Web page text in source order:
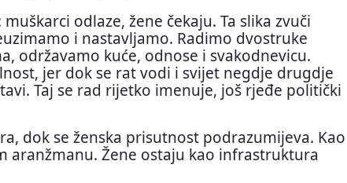
odlaze, žene čekaju. Ta slika zvuči
i nastavljamo. Radimo dvostruke
održavamo kuće, odnose i svakodnevicu.
jer dok se rat vodi i svijet negdje drugdje
Taj se rad rijetko imenuje, još rjeđe politički
dok se ženska prisutnost podrazumijeva. Kao
Žene ostaju kao infrastruktura